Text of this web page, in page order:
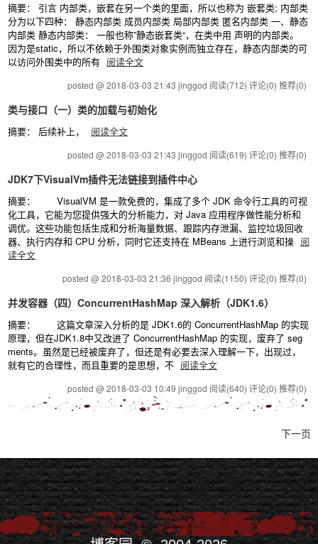
摘要： 引言 内部类，嵌套在另一个类的里面，所以也称为 嵌套类; 内部类
分为以下四种： 静态内部类 成员内部类 局部内部类 匿名内部类 一、静态
内部类 静态内部类： 一般也称”静态嵌套类“，在类中用 声明的内部类。
因为是static，所以不依赖于外围类对象实例而独立存在，静态内部类的可
以访问外围类中的所有 阅读全文
posted @ 2018-03-03 21:43 jinggod 阅读(712) 评论(0) 推荐(0)
类与接口（一）类的加载与初始化
摘要： 后续补上， 阅读全文
posted @ 2018-03-03 21:43 jinggod 阅读(619) 评论(0) 推荐(0)
JDK7下VisualVm插件无法链接到插件中心
摘要： VisualVM 是一款免费的，集成了多个 JDK 命令行工具的可视
化工具，它能为您提供强大的分析能力，对 Java 应用程序做性能分析和
调优。这些功能包括生成和分析海量数据、跟踪内存泄漏、监控垃圾回收
器、执行内存和 CPU 分析，同时它还支持在 MBeans 上进行浏览和操 阅
读全文
posted @ 2018-03-03 21:36 jinggod 阅读(1150) 评论(0) 推荐(0)
并发容器（四）ConcurrentHashMap 深入解析（JDK1.6）
摘要： 这篇文章深入分析的是 JDK1.6的 ConcurrentHashMap 的实现
原理，但在JDK1.8中又改进了 ConcurrentHashMap 的实现，废弃了 seg
ments。虽然是已经被废弃了，但还是有必要去深入理解一下，出现过，
就有它的合理性，而且重要的是思想，不 阅读全文
posted @ 2018-03-03 10:49 jinggod 阅读(640) 评论(0) 推荐(0)
下一页